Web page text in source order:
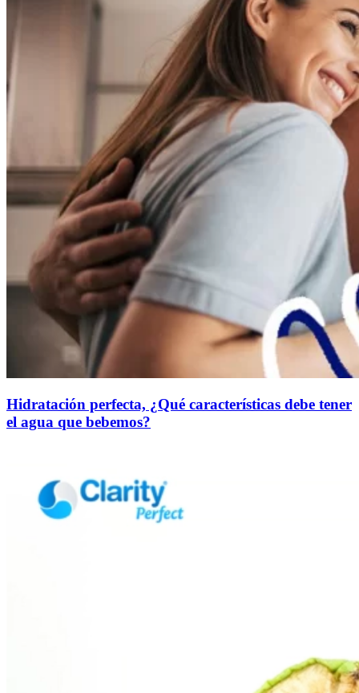
Hidratación perfecta, ¿Qué características debe tener
el agua que bebemos?